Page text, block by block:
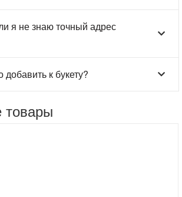
я не знаю точный адрес
к букету?
товары